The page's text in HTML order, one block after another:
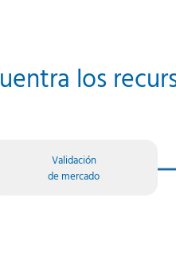
los
Validación
de mercado